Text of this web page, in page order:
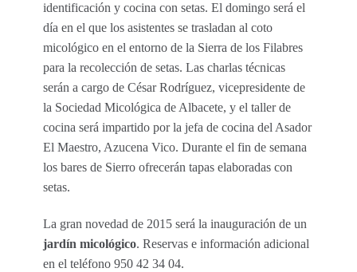
identificación y cocina con setas. El domingo será el
día en el que los asistentes se trasladan al coto
micológico en el entorno de la Sierra de los Filabres
para la recolección de setas. Las charlas técnicas
serán a cargo de César Rodríguez, vicepresidente de
la Sociedad Micológica de Albacete, y el taller de
cocina será impartido por la jefa de cocina del Asador
El Maestro, Azucena Vico. Durante el fin de semana
los bares de Sierro ofrecerán tapas elaboradas con
setas.
La gran novedad de 2015 será la inauguración de un
jardín micológico. Reservas e información adicional
en el teléfono 950 42 34 04.